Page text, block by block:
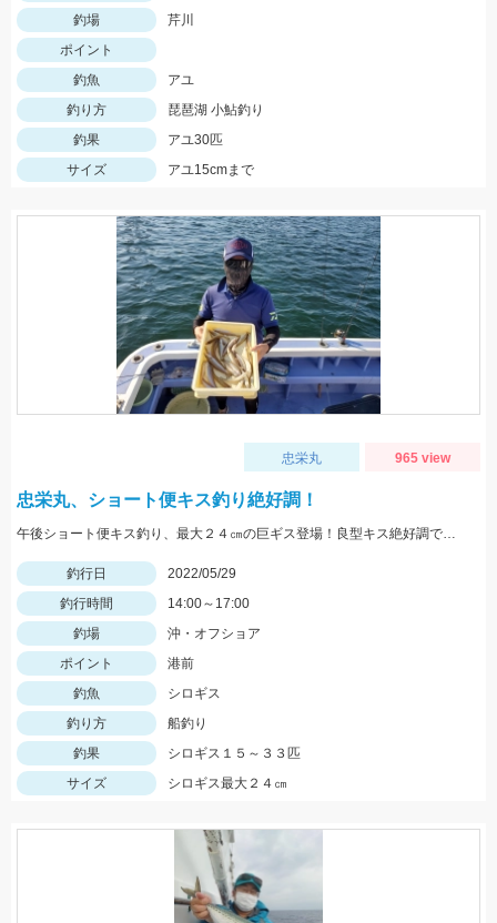
釣場
芹川
ポイント
釣魚
アユ
釣り方
琵琶湖 小鮎釣り
釣果
アユ30匹
サイズ
アユ15cmまで
忠栄丸 965 view
忠栄丸、ショート便キス釣り絶好調！
午後ショート便キス釣り、最大２４㎝の巨ギス登場！良型キス絶好調です！
釣行日
2022/05/29
釣行時間
14:00～17:00
釣場
沖・オフショア
ポイント
港前
釣魚
シロギス
釣り方
船釣り
釣果
シロギス１５～３３匹
サイズ
シロギス最大２４㎝